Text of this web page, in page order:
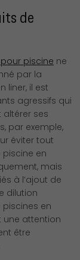
de
piscine ne
par la
liner, il est
agressifs qui
ses
par exemple,
éviter tout
piscine en
mais
à l’ajout de
dilution
en
une attention
être